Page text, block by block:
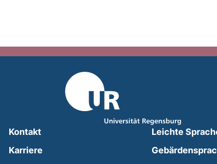
Kontakt
Karriere
Leichte